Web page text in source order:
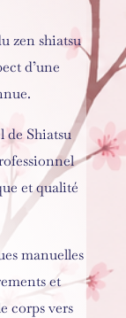
zen shiatsu
d’une
de Shiatsu
et qualité
manuelles
et
corps vers